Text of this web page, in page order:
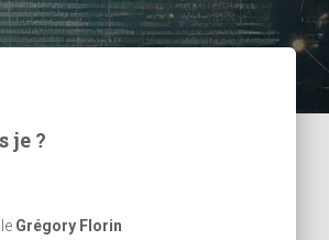
je ?
Grégory Florin